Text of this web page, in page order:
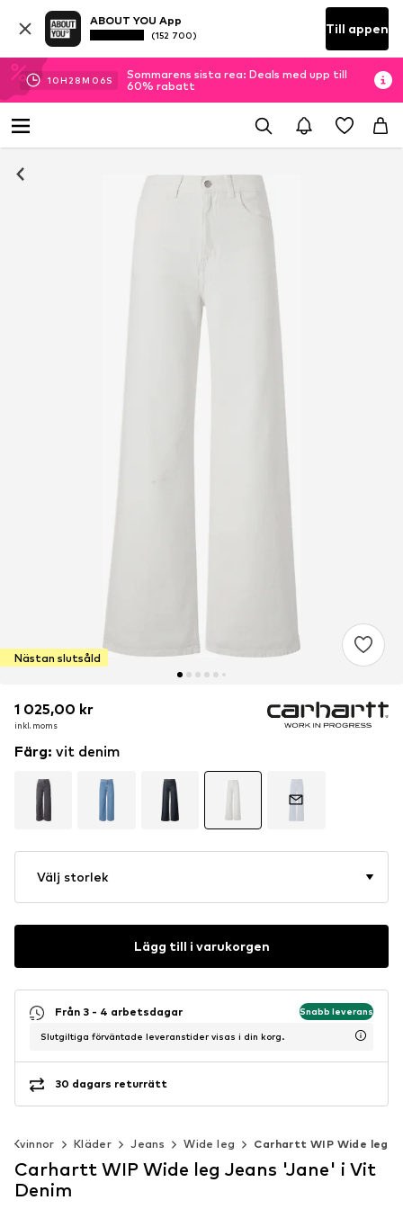
ABOUT YOU App
(152 700) Till appen
10H 28M 06S
Sommarens sista rea: Deals med upp till
60% rabatt
Nästan slutsåld
1 025,00 kr
inkl. moms
1 025,00 kr
inkl. moms
Färg: vit denim
Välj storlek
Lägg till i varukorgen
Från 3 - 4 arbetsdagar Snabb leverans
Slutgiltiga förväntade leveranstider visas i din korg.
30 dagars returrätt
Kvinnor Kläder Jeans Wide leg Carhartt WIP Wide leg
Carhartt WIP Wide leg Jeans 'Jane' i Vit
Denim